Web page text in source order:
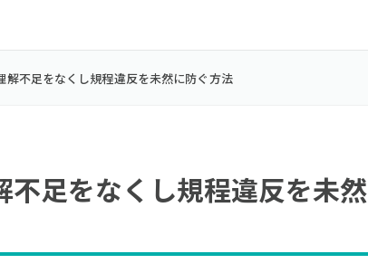
不足をなくし規程違反を未然に防ぐ方法
足をなくし規程違反を未然